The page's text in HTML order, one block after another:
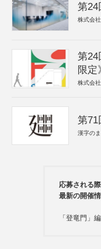
第24
株式会
第24
限定
株式会
第71
漢字の
応募される
最新の開催
「登竜門」